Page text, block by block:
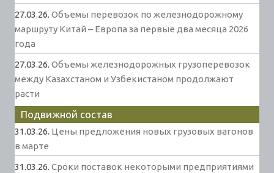
27.03.26. Объемы перевозок по железнодорожному
маршруту Китай – Европа за первые два месяца 2026
года
27.03.26. Объемы железнодорожных грузоперевозок
между Казахстаном и Узбекистаном продолжают
расти
Подвижной состав
31.03.26. Цены предложения новых грузовых вагонов
в марте
31.03.26. Сроки поставок некоторыми предприятиями